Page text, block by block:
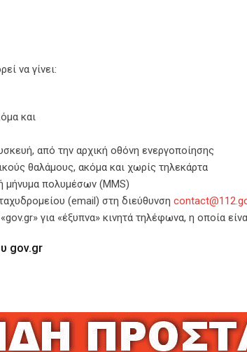
να γίνει:
και
από την αρχική οθόνη ενεργοποίησης
θαλάμους, ακόμα και χωρίς τηλεκάρτα
μήνυμα πολυμέσων (MMS)
(email) στη διεύθυνση
για «έξυπνα» κινητά τηλέφωνα, η οποία
gov.gr